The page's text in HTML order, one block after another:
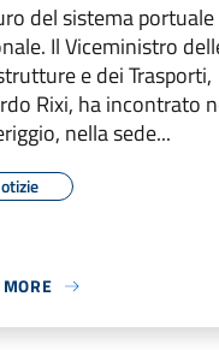
del sistema portuale
Il Viceministro
e dei Trasporti,
Rixi, ha incontrato
nella sede...